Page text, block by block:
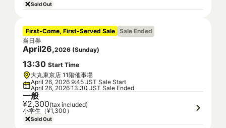
Sold Out
First-Come, First-Served Sale Sale Ended
当日券
April26,2026 (Sunday)
13:30 Start Time
大丸東京店 11階催事場
April 26, 2026 9:45 JST Sale Start
April 26, 2026 13:30 JST Sale Ended
一般
¥2,300(tax included)
小学生（¥1,300）
Sold Out